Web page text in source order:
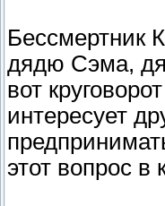
Бессмертник
дядю Сэма,
вот
интересует
этот вопрос в